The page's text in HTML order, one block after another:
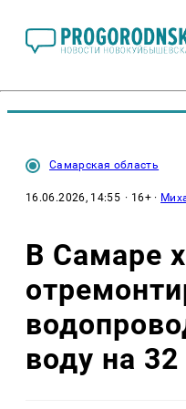
Самарская область
16.06.2026, 14:55 · 16+ ·
В Самаре
воду на 32